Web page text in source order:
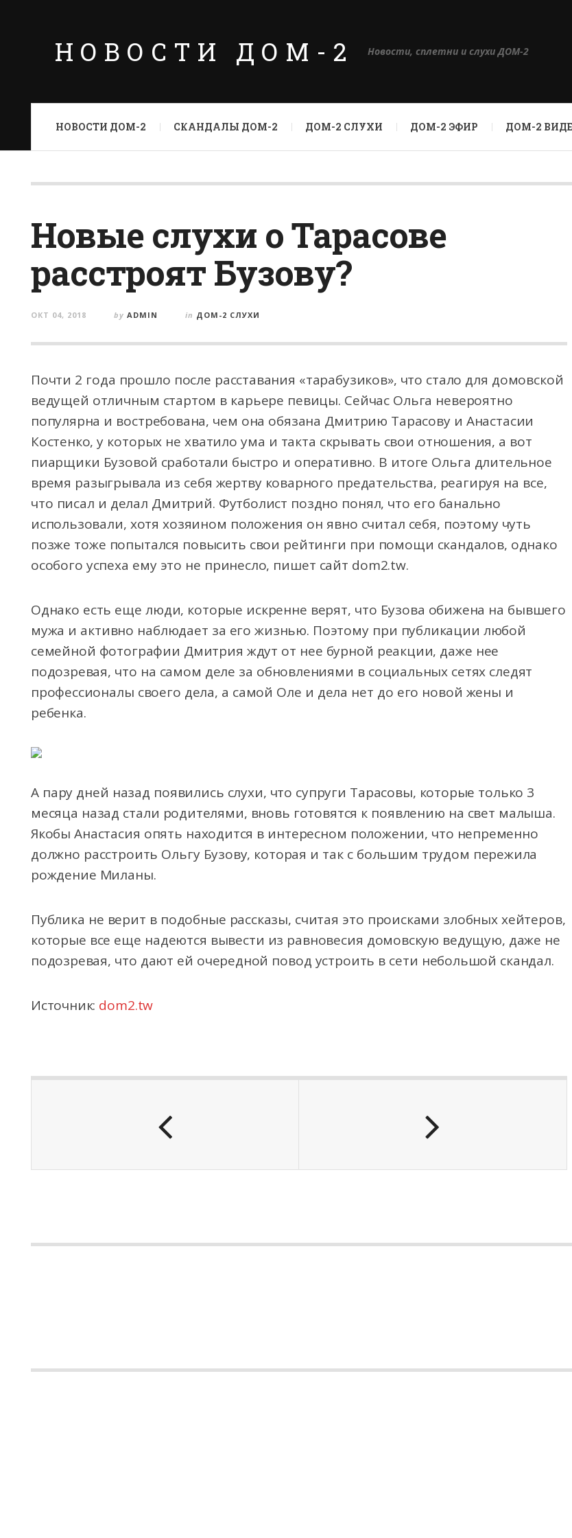
НОВОСТИ ДОМ-2 Новости, сплетни и слухи ДОМ-2
НОВОСТИ ДОМ-2 СКАНДАЛЫ ДОМ-2 ДОМ-2 СЛУХИ ДОМ-2 ЭФИР ДОМ-2
Новые слухи о Тарасове
расстроят Бузову?
ОКТ 04, 2018 by ADMIN in ДОМ-2 СЛУХИ
Почти 2 года прошло после расставания «тарабузиков», что стало для домовской
ведущей отличным стартом в карьере певицы. Сейчас Ольга невероятно
популярна и востребована, чем она обязана Дмитрию Тарасову и Анастасии
Костенко, у которых не хватило ума и такта скрывать свои отношения, а вот
пиарщики Бузовой сработали быстро и оперативно. В итоге Ольга длительное
время разыгрывала из себя жертву коварного предательства, реагируя на все,
что писал и делал Дмитрий. Футболист поздно понял, что его банально
использовали, хотя хозяином положения он явно считал себя, поэтому чуть
позже тоже попытался повысить свои рейтинги при помощи скандалов, однако
особого успеха ему это не принесло, пишет сайт dom2.tw.
Однако есть еще люди, которые искренне верят, что Бузова обижена на бывшего
мужа и активно наблюдает за его жизнью. Поэтому при публикации любой
семейной фотографии Дмитрия ждут от нее бурной реакции, даже нее
подозревая, что на самом деле за обновлениями в социальных сетях следят
профессионалы своего дела, а самой Оле и дела нет до его новой жены и
ребенка.
А пару дней назад появились слухи, что супруги Тарасовы, которые только 3
месяца назад стали родителями, вновь готовятся к появлению на свет малыша.
Якобы Анастасия опять находится в интересном положении, что непременно
должно расстроить Ольгу Бузову, которая и так с большим трудом пережила
рождение Миланы.
Публика не верит в подобные рассказы, считая это происками злобных хейтеров,
которые все еще надеются вывести из равновесия домовскую ведущую, даже не
подозревая, что дают ей очередной повод устроить в сети небольшой скандал.
Источник: dom2.tw